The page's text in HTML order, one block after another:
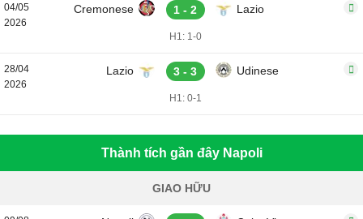
04/05
2026
Cremonese 1 - 2 Lazio
H1: 1-0
28/04
2026
Lazio 3 - 3 Udinese
H1: 0-1
Thành tích gần đây Napoli
GIAO HỮU